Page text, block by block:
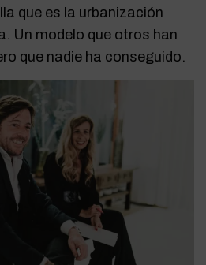
que es la urbanización
Un modelo que otros han
que nadie ha conseguido.